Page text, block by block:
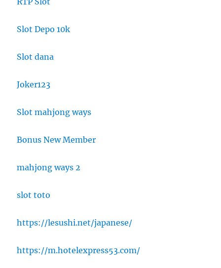
Slot Depo 10k
Slot dana
Joker123
Slot mahjong ways
Bonus New Member
mahjong ways 2
slot toto
https://lesushi.net/japanese/
https://m.hotelexpress53.com/